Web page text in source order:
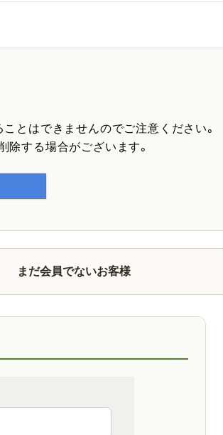
とはできませんのでご注意ください。
除する場合がございます。
まだ会員でないお客様